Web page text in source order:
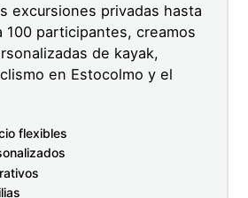
excursiones privadas hasta
100 participantes, creamos
de kayak,
en Estocolmo y el
flexibles